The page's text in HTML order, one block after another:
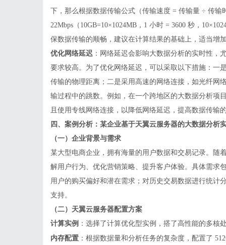
下，那么根据数据传输公式（传输速度 = 传输量 ÷ 传
22Mbps（10GB=10×1024MB，1 小时 = 3600 秒，
保数据传输的顺畅，建议在计算结果的基础上，适当增
优化网络延迟 ：网络延迟会影响大数据分析的实时性，
要求较高。为了优化网络延迟，可以采取以下措施：一
传输的物理距离；二是采用高速的网络连接，如光纤网
输过程中的跳数。例如，在一个跨地区的大数据分析项
且使用专线网络连接，以降低网络延迟，提高数据传输
四、案例分析：某企业基于天翼云服务器的大数据分析
（一）企业背景与需求
某大型电商企业，拥有海量的用户数据和交易记录。随
解用户行为、优化营销策略、提升客户体验。具体需求
用户的购买偏好和潜在需求；对历史交易数据进行统计
支持。
（二）天翼云服务器配置方案
计算实例 ：选择了计算优化型实例，搭了高性能的多
内存配置 ：根据数据量和分析任务的复杂度，配置了